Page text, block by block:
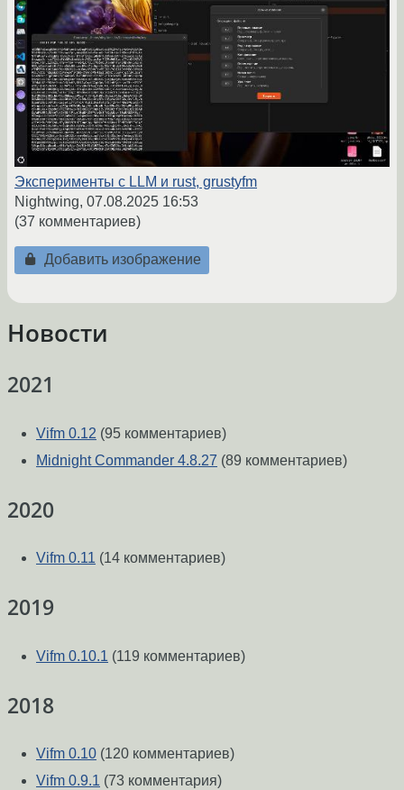
Эксперименты с LLM и rust, grustyfm
Nightwing, 07.08.2025 16:53
(37 комментариев)
Добавить изображение
Новости
2021
Vifm 0.12 (95 комментариев)
Midnight Commander 4.8.27 (89 комментариев)
2020
Vifm 0.11 (14 комментариев)
2019
Vifm 0.10.1 (119 комментариев)
2018
Vifm 0.10 (120 комментариев)
Vifm 0.9.1 (73 комментария)